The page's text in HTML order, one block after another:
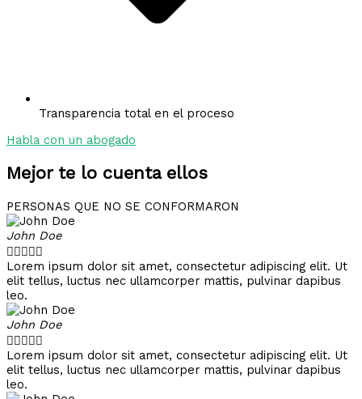
Transparencia total en el proceso
Habla con un abogado
Mejor te lo cuenta ellos
PERSONAS QUE NO SE CONFORMARON
John Doe

Lorem ipsum dolor sit amet, consectetur adipiscing elit. Ut
elit tellus, luctus nec ullamcorper mattis, pulvinar dapibus
leo.
John Doe

Lorem ipsum dolor sit amet, consectetur adipiscing elit. Ut
elit tellus, luctus nec ullamcorper mattis, pulvinar dapibus
leo.